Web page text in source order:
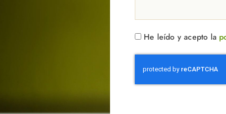
He leído y acepto la